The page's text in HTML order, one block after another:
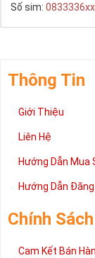
Số sim:
Thông Tin
Giới Thiệu
Liên Hệ
Hướng Dẫn Mua
Hướng Dẫn
Chính
Cam Kết Bán